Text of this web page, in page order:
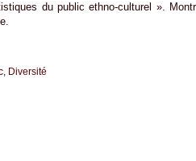
du public ethno-culturel ».
, Diversité